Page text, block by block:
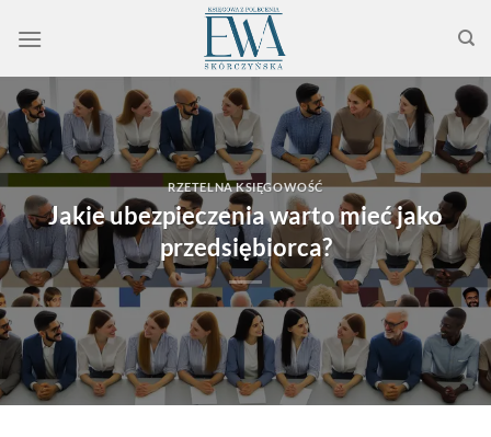
RZETELNA KSIĘGOWOŚĆ
Jakie ubezpieczenia warto mieć jako
przedsiębiorca?